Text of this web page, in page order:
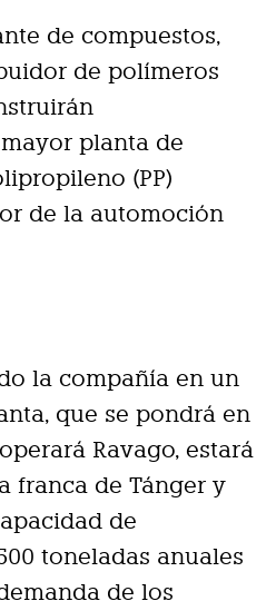
de compuestos,
de polímeros
planta de
(PP)
de la automoción
la compañía en un
que se pondrá en
Ravago, estará
franca de Tánger y
de
toneladas anuales
de los